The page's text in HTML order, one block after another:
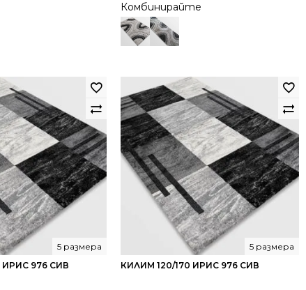
Комбинирайте
ИРИС 976 СИВ
5 размера
КИЛИМ 120/170 ИРИС 976 СИВ
5 размера